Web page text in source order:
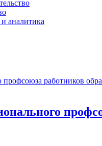
аналитика